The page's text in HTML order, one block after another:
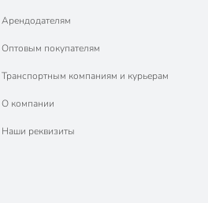
Арендодателям
Оптовым покупателям
Транспортным компаниям и курьерам
О компании
Наши реквизиты